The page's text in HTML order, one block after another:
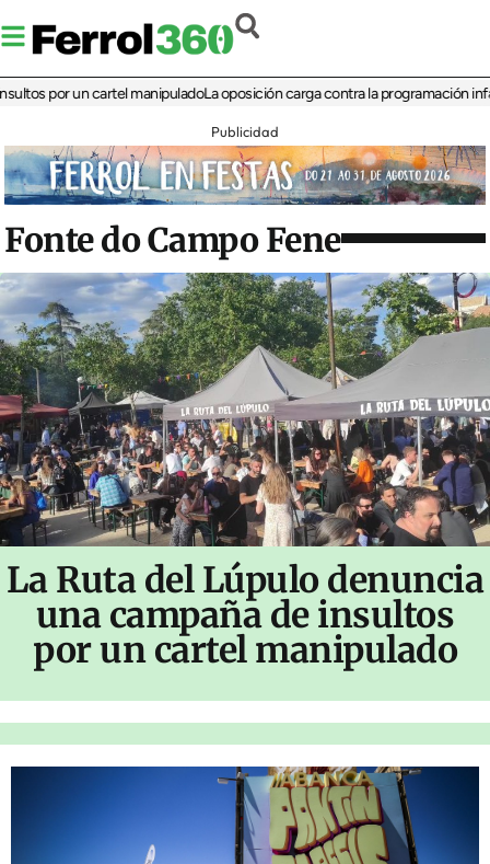
por un cartel manipuladoLa oposición carga contra la programación infantil
Publicidad
Fonte do Campo Fene
La Ruta del Lúpulo denuncia
una campaña de insultos
por un cartel manipulado